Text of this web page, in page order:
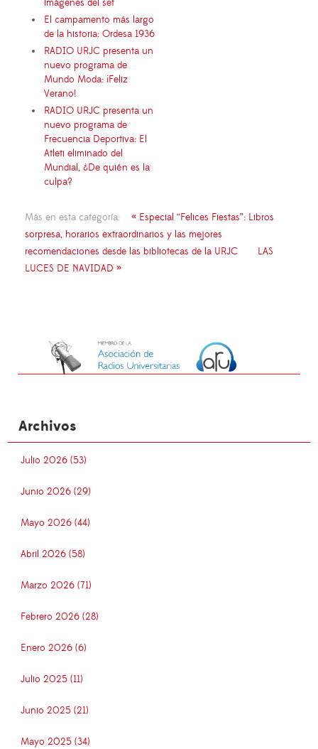
imágenes del set
El campamento más largo
de la historia: Ordesa 1936
RADIO URJC presenta un
nuevo programa de
Mundo Moda: ¡Feliz
Verano!
RADIO URJC presenta un
nuevo programa de
Frecuencia Deportiva: El
Atleti eliminado del
Mundial, ¿De quién es la
culpa?
Más en esta categoría:
« Especial “Felices Fiestas”: Libros
sorpresa, horarios extraordinarios y las mejores
recomendaciones desde las bibliotecas de la URJC
LAS
LUCES DE NAVIDAD »
Archivos
Julio 2026 (53)
Junio 2026 (29)
Mayo 2026 (44)
Abril 2026 (58)
Marzo 2026 (71)
Febrero 2026 (28)
Enero 2026 (6)
Julio 2025 (11)
Junio 2025 (21)
Mayo 2025 (34)